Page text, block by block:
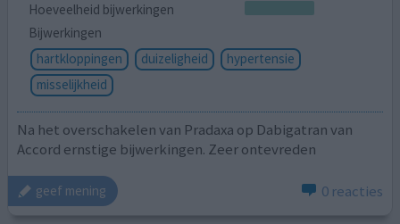
Hoeveelheid bijwerkingen
Bijwerkingen
hartkloppingen
duizeligheid
hypertensie
misselijkheid
Na het overschakelen van Pradaxa op Dabigatran van
Accord ernstige bijwerkingen. Zeer ontevreden
geef mening 0 reacties